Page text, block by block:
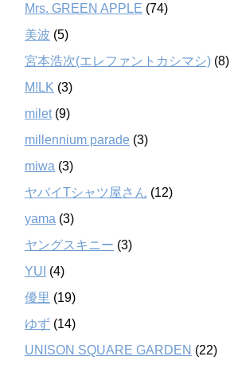
Mrs. GREEN APPLE (74)
美波 (5)
宮本浩次(エレファントカシマシ) (8)
M!LK (3)
milet(9)
millennium parade (3)
miwa (3)
ヤバイTシャツ屋さん (12)
yama (3)
ヤングスキニー (3)
YUI (4)
優里 (19)
ゆず (14)
UNISON SQUARE GARDEN (22)